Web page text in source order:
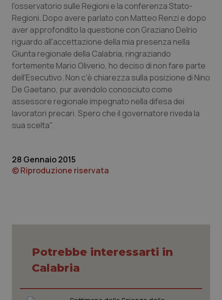
Lombardia
Marche
Molise
Piemonte
Provincia Autonoma di Bolzano
Puglia
Sicilia
Toscana
Umbria
Dolore
Donna & Salute
Epatiti
HIV
Infezioni & Febbre
Malattie rare
Neuroscienze & patologie neurodegenerative
Obesità
Oftalmologia
l'osservatorio sulle Regioni e la conferenza Stato-
Regioni. Dopo avere parlato con Matteo Renzi e dopo
aver approfondito la questione con Graziano Delrio
riguardo all'accettazione della mia presenza nella
Giunta regionale della Calabria, ringraziando
fortemente Mario Oliverio, ho deciso di non fare parte
dell'Esecutivo. Non c'è chiarezza sulla posizione di Nino
De Gaetano, pur avendolo conosciuto come
assessore regionale impegnato nella difesa dei
lavoratori precari. Spero che il governatore riveda la
sua scelta".
28 Gennaio 2015
© Riproduzione riservata
Potrebbe interessarti in
Calabria